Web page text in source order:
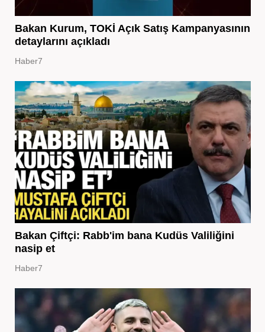
Bakan Kurum, TOKİ Açık Satış Kampanyasının
detaylarını açıkladı
Haber7
Bakan Çiftçi: Rabb'im bana Kudüs Valiliğini
nasip et
Haber7